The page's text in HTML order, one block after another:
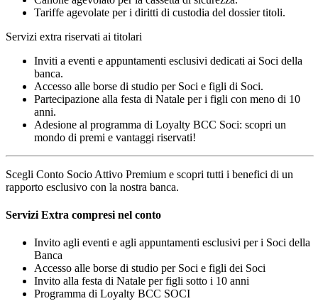
Tariffe agevolate per i diritti di custodia del dossier titoli.
Servizi extra riservati ai titolari
Inviti a eventi e appuntamenti esclusivi dedicati ai Soci della
banca.
Accesso alle borse di studio per Soci e figli di Soci.
Partecipazione alla festa di Natale per i figli con meno di 10
anni.
Adesione al programma di Loyalty BCC Soci: scopri un
mondo di premi e vantaggi riservati!
Scegli Conto Socio Attivo Premium e scopri tutti i benefici di un
rapporto esclusivo con la nostra banca.
Servizi Extra compresi nel conto
Invito agli eventi e agli appuntamenti esclusivi per i Soci della
Banca
Accesso alle borse di studio per Soci e figli dei Soci
Invito alla festa di Natale per figli sotto i 10 anni
Programma di Loyalty BCC SOCI